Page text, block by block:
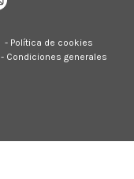
- Política de cookies
- Condiciones generales